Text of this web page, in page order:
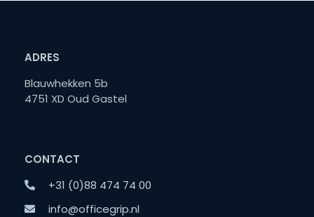
ADRES
Blauwhekken 5b
4751 XD Oud Gastel
CONTACT
+31 (0)88 474 74 00
info@officegrip.nl